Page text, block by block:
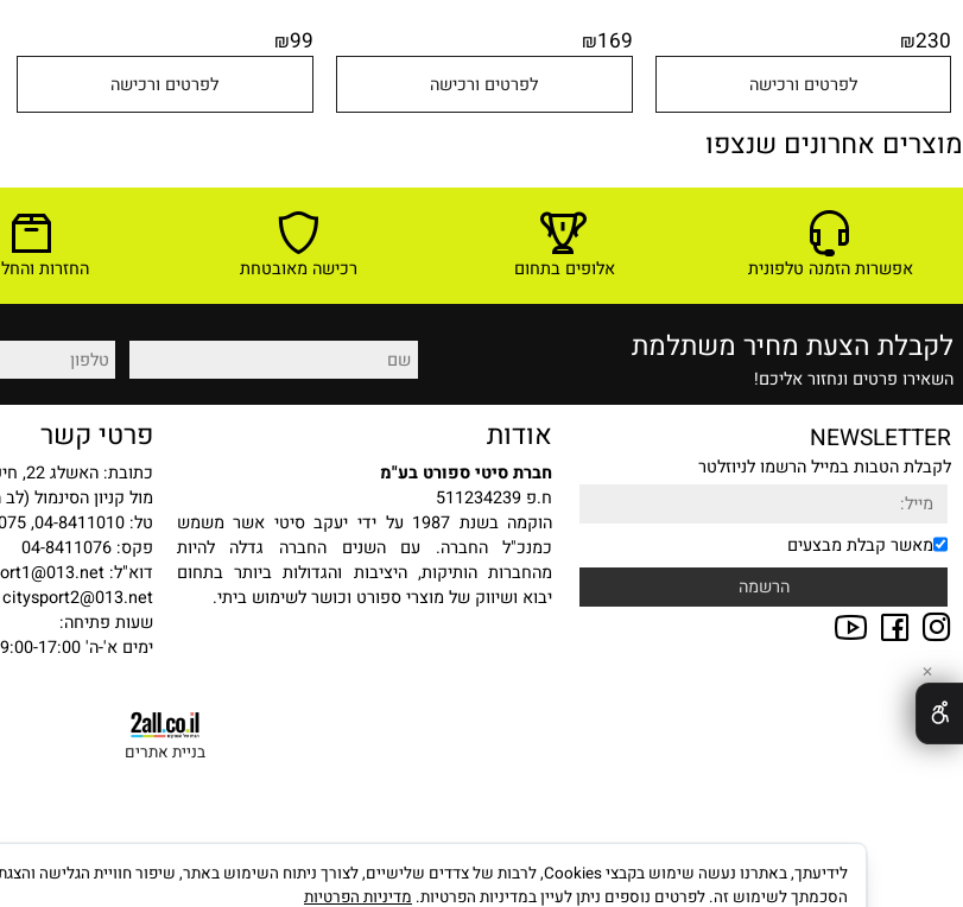
לפרטים ורכישה לפרטים ורכישה לפרטים ורכישה
אחרונים שנצפו
הזמנה טלפונית רכישה מאובטחת החזרות והחלפות
הצעת מחיר משתלמת
ונחזור אליכם!
במייל הרשמו לניוזלטר
קבלת מבצעים
אודות
חברת סיטי ספורט בע"מ
ח.פ 511234239
פרטי קשר
כתובת: האשלג 22, חיפה
מול קניון הסינמול (לב
citysport2@013.net
שעות פתיחה:
בניית אתרים